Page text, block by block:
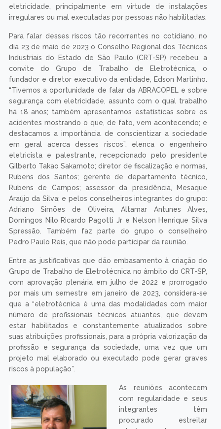
eletricidade, principalmente em virtude de instalações
irregulares ou mal executadas por pessoas não habilitadas.
Para falar desses riscos tão recorrentes no cotidiano, no
dia 23 de maio de 2023 o Conselho Regional dos Técnicos
Industriais do Estado de São Paulo (CRT-SP) recebeu, a
convite do Grupo de Trabalho de Eletrotécnica, o
fundador e diretor executivo da entidade, Edson Martinho.
“Tivemos a oportunidade de falar da ABRACOPEL e sobre
segurança com eletricidade, assunto com o qual trabalho
há 18 anos; também apresentamos estatísticas sobre os
acidentes mostrando o que, de fato, vem acontecendo; e
destacamos a importância de conscientizar a sociedade
em geral acerca desses riscos”, elenca o engenheiro
eletricista e palestrante, recepcionado pelo presidente
Gilberto Takao Sakamoto; diretor de fiscalização e normas,
Rubens dos Santos; gerente de departamento técnico,
Rubens de Campos; assessor da presidência, Mesaque
Araújo da Silva; e pelos conselheiros integrantes do grupo:
Adriano Simões de Oliveira, Altamar Antunes Alves,
Domingos Nilo Ricardo Pagotti Jr e Nelson Henrique Silva
Spressão. Também faz parte do grupo o conselheiro
Pedro Paulo Reis, que não pode participar da reunião.
Entre as justificativas que dão embasamento à criação do
Grupo de Trabalho de Eletrotécnica no âmbito do CRT-SP,
com aprovação plenária em julho de 2022 e prorrogado
por mais um semestre em janeiro de 2023, considera-se
que a “eletrotécnica é uma das modalidades com maior
número de profissionais técnicos atuantes, que devem
estar habilitados e constantemente atualizados sobre
suas atribuições profissionais, para a própria valorização da
profissão e segurança da sociedade, uma vez que um
projeto mal elaborado ou executado pode gerar graves
riscos à população”.
As reuniões acontecem
com regularidade e seus
integrantes têm
procurado estreitar